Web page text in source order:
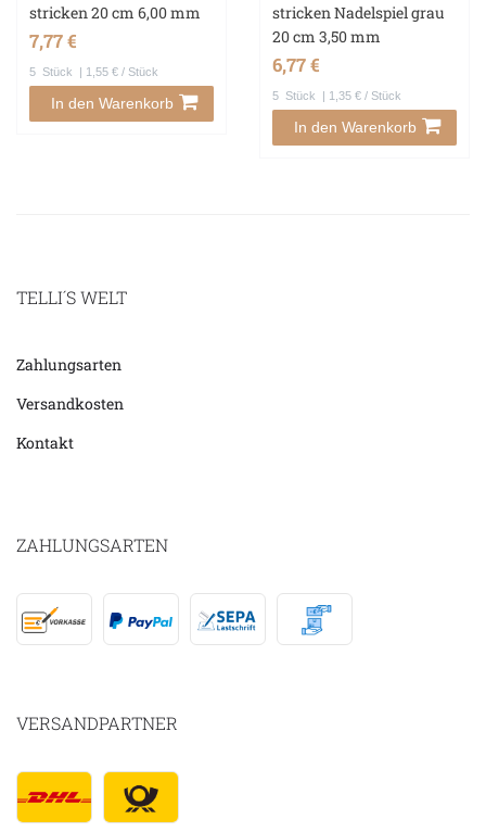
stricken 20 cm 6,00 mm
7,77 €
5 Stück | 1,55 € / Stück
In den Warenkorb
stricken Nadelspiel grau
20 cm 3,50 mm
6,77 €
5 Stück | 1,35 € / Stück
In den Warenkorb
TELLI´S WELT
Zahlungsarten
Versandkosten
Kontakt
ZAHLUNGSARTEN
VERSANDPARTNER